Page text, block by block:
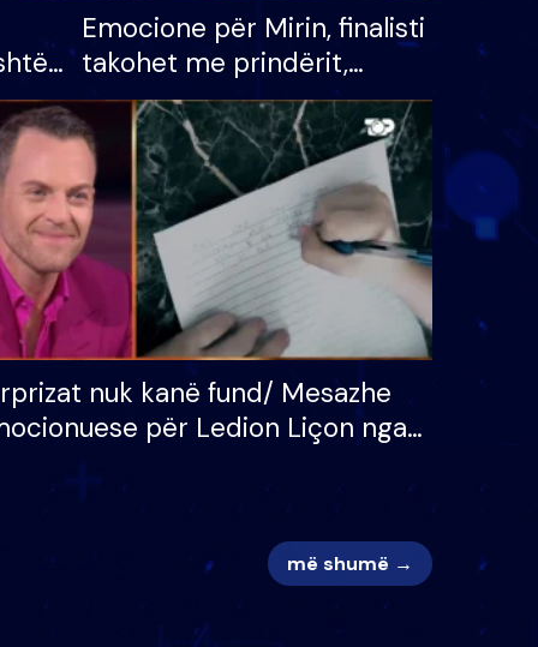
për
Emocione për Mirin, finalisti
takohet me prindërit,
vajzën dhe bashkëshorten:
S’kemi ndonjë letër divorci
apo jo?
nuk kanë fund/ Mesazhe
për Ledion Liçon nga
më shumë →